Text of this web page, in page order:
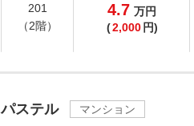
201
（2階）
4.7 万円
(2,000 円)
パステル
マンション